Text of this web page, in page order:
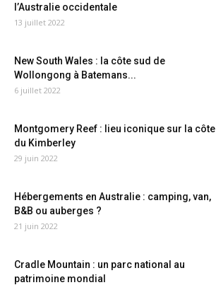
l’Australie occidentale
13 juillet 2022
New South Wales : la côte sud de
Wollongong à Batemans...
6 juillet 2022
Montgomery Reef : lieu iconique sur la côte
du Kimberley
29 juin 2022
Hébergements en Australie : camping, van,
B&B ou auberges ?
21 juin 2022
Cradle Mountain : un parc national au
patrimoine mondial